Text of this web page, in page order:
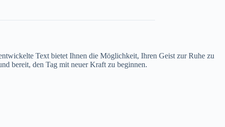
Text bietet Ihnen die Möglichkeit, Ihren Geist zur Ruhe zu
bereit, den Tag mit neuer Kraft zu beginnen.